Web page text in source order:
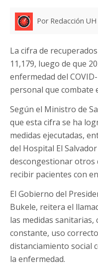
Por Redacción UH
La cifra de
11,179, luego de que
enfermedad del
personal que combate
Según el Ministro de
que esta cifra se ha
medidas ejecutadas,
del Hospital El
descongestionar
recibir pacientes con
El Gobierno del
Bukele, reitera el
las medidas sanitarias,
constante, uso
distanciamiento social
la enfermedad.